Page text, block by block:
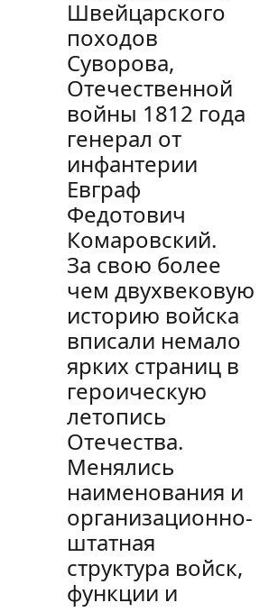
Швейцарского
походов
Суворова,
Отечественной
войны 1812 года
генерал от
инфантерии
Евграф
Федотович
Комаровский.
За свою более
чем двухвековую
историю войска
вписали немало
ярких страниц в
героическую
летопись
Отечества.
Менялись
наименования и
организационно-
штатная
структура войск,
функции и